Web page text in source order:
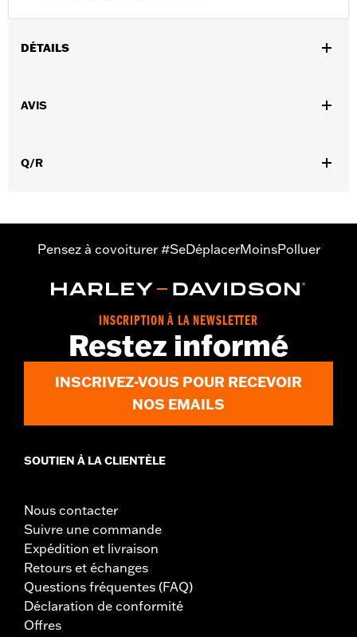
DÉTAILS
Caractéristiques fonctionnelles:
de protection
Jacket Style:Moto
AVIS
Q/R
Pensez à covoiturer #SeDéplacerMoinsPolluer
INSCRIPTION À LA NEWSLETTER
Restez informé
INSCRIVEZ-VOUS POUR RECEVOIR
NOS EMAILS
SOUTIEN À LA CLIENTÈLE
Nous contacter
Suivre une commande
Expédition et livraison
Retours et échanges
Questions fréquentes (FAQ)
Déclaration de conformité
Offres